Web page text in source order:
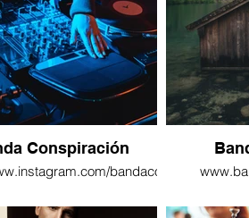
Conspiración
bandaconspiracion